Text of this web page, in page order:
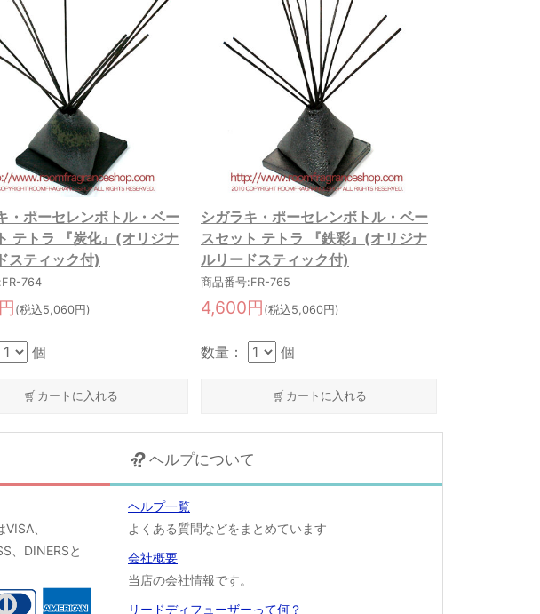
・ポーセレンボトル・ベー
テトラ 『炭化』(オリジナ
スティック付)
764
(税込5,060円)
個
カートに入れる
シガラキ・ポーセレンボトル・ベー
スセット テトラ 『鉄彩』(オリジナ
ルリードスティック付)
商品番号:FR-765
4,600円 (税込5,060円)
数量： 個
カートに入れる
、
、DINERSと
ヘルプについて
ヘルプ一覧
よくある質問などをまとめています
会社概要
当店の会社情報です。
リードディフューザーって何？